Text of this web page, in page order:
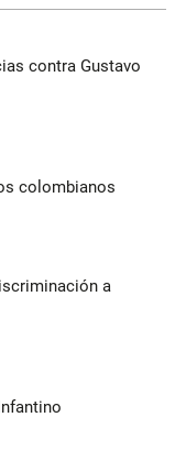
contra Gustavo
colombianos
a